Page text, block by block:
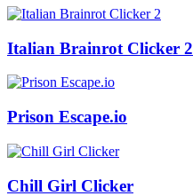
Italian Brainrot Clicker 2
Prison Escape.io
Chill Girl Clicker